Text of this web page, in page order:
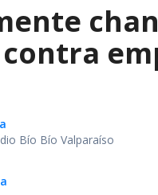
Bío Bío Valparaíso